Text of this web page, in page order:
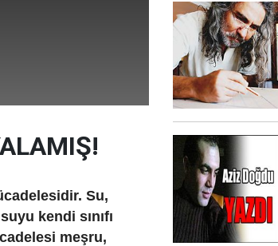
Su,
kendi sınıfı
meşru,